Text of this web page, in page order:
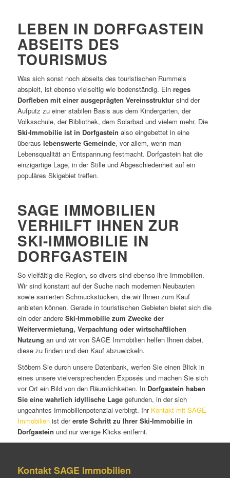
LEBEN IN DORFGASTEIN
ABSEITS DES
TOURISMUS
Was sich sonst noch abseits des touristischen Rummels
abspielt, ist ebenso vielseitig wie bodenständig. Ein reges
Dorfleben mit einer ausgeprägten Vereinsstruktursind der
Aufputz zu einer stabilen Basis aus dem Kindergarten, der
Volksschule, der Bibliothek, dem Solarbad und vielem mehr. Die
Ski-Immobilie ist in Dorfgastein also eingebettet in eine
überaus lebenswerte Gemeinde, vor allem, wenn man
Lebensqualität an Entspannung festmacht. Dorfgastein hat die
einzigartige Lage, in der Stille und Abgeschiedenheit auf ein
populäres Skigebiet treffen.
SAGE IMMOBILIEN
VERHILFT IHNEN ZUR
SKI-IMMOBILIE IN
DORFGASTEIN
So vielfältig die Region, so divers sind ebenso ihre Immobilien.
Wir sind konstant auf der Suche nach modernen Neubauten
sowie sanierten Schmuckstücken, die wir Ihnen zum Kauf
anbieten können. Gerade in touristischen Gebieten bietet sich die
ein oder andere Ski-Immobilie zum Zwecke der
Weitervermietung, Verpachtung oder wirtschaftlichen
Nutzung an und wir von SAGE Immobilien helfen Ihnen dabei,
diese zu finden und den Kauf abzuwickeln.
Stöbern Sie durch unsere Datenbank, werfen Sie einen Blick in
eines unsere vielversprechenden Exposés und machen Sie sich
vor Ort ein Bild von den Räumlichkeiten. In Dorfgastein haben
Sie eine wahrlich idyllische Lagegefunden, in der sich
ungeahntes Immobilienpotenzial verbirgt. Ihr Kontakt mit SAGE
Immobilienist dererste Schritt zu Ihrer Ski-Immobilie in
Dorfgastein und nur wenige Klicks entfernt.
Kontakt SAGE Immobilien